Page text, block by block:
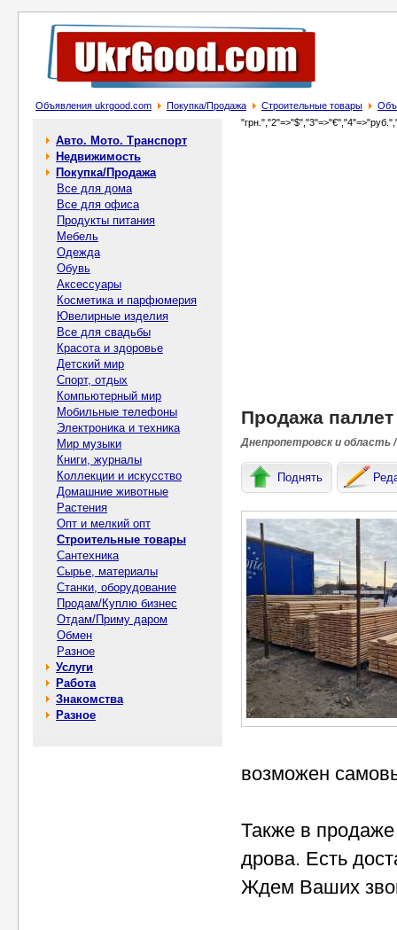
Объявления ukrgood.com Покупка/Продажа Строительные товары
Авто. Мото. Транспорт
Недвижимость
Покупка/Продажа
Все для дома
Все для офиса
Продукты питания
Мебель
Одежда
Обувь
Аксессуары
Косметика и парфюмерия
Ювелирные изделия
Все для свадьбы
Красота и здоровье
Детский мир
Спорт, отдых
Компьютерный мир
Мобильные телефоны
Электроника и техника
Мир музыки
Книги, журналы
Коллекции и искусство
Домашние животные
Растения
Опт и мелкий опт
Строительные товары
Сантехника
Сырье, материалы
Станки, оборудование
Продам/Куплю бизнес
Отдам/Приму даром
Обмен
Разное
Услуги
Работа
Знакомства
Разное
Продажа
Днепропетровск и область
Поднять
возможен
Также в
дрова. Есть
Ждем Ваших